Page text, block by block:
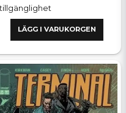
tillgänglighet
LÄGG I VARUKORGEN